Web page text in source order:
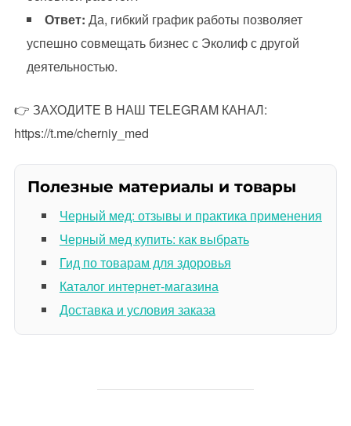
Ответ: Да, гибкий график работы позволяет
успешно совмещать бизнес с Эколиф с другой
деятельностью.
👉 ЗАХОДИТЕ В НАШ TELEGRAM КАНАЛ:
https://t.me/cherniy_med
Полезные материалы и товары
Черный мед: отзывы и практика применения
Черный мед купить: как выбрать
Гид по товарам для здоровья
Каталог интернет-магазина
Доставка и условия заказа